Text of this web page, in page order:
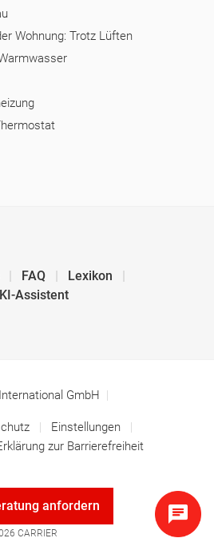
anfordern
Wohnung: Trotz Lüften
FAQ
Lexikon
Assistent
GmbH
Einstellungen
zur Barrierefreiheit
CARRIER